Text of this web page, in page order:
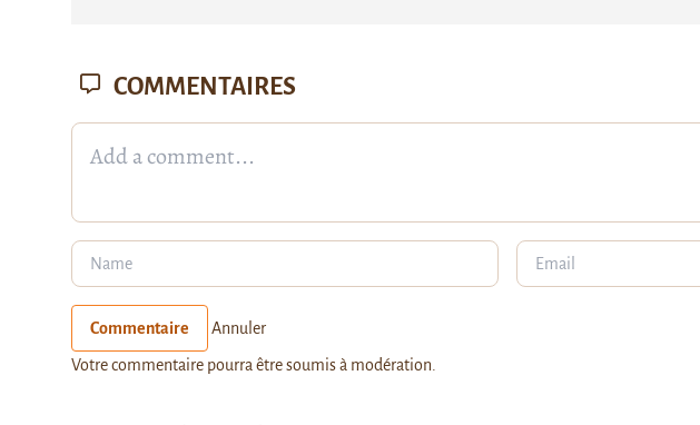
COMMENTAIRES
Commentaire Annuler
Votre commentaire pourra être soumis à modération.